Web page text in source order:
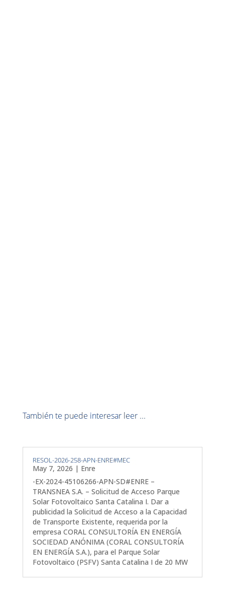
También te puede interesar leer ...
RESOL-2026-258-APN-ENRE#MEC
May 7, 2026 | Enre
-EX-2024-45106266-APN-SD#ENRE –
TRANSNEA S.A. – Solicitud de Acceso Parque
Solar Fotovoltaico Santa Catalina I. Dar a
publicidad la Solicitud de Acceso a la Capacidad
de Transporte Existente, requerida por la
empresa CORAL CONSULTORÍA EN ENERGÍA
SOCIEDAD ANÓNIMA (CORAL CONSULTORÍA
EN ENERGÍA S.A.), para el Parque Solar
Fotovoltaico (PSFV) Santa Catalina I de 20 MW